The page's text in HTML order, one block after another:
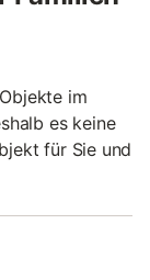
im
es keine
für Sie und